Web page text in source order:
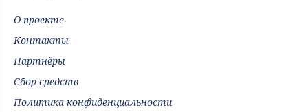
О проекте
Контакты
Партнёры
Сбор средств
Политика конфиденциальности